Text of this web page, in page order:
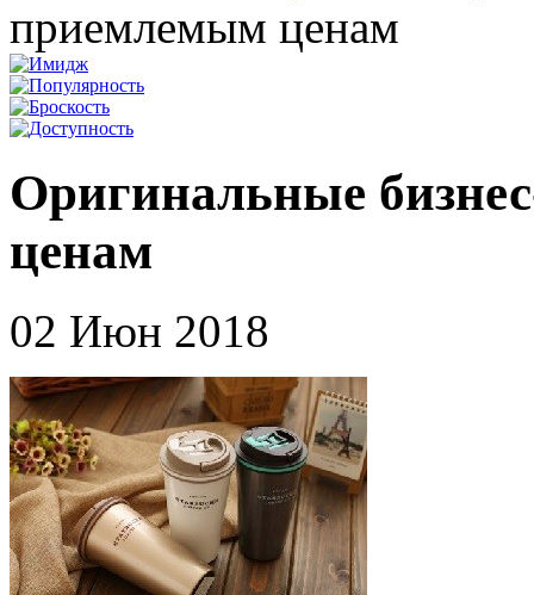
приемлемым ценам
Оригинальные
ценам
02 Июн 2018